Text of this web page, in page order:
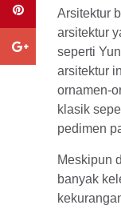
Arsitektur
arsitektur
seperti
arsitektur
ornamen-
klasik
pedimen
Meskipun
banyak